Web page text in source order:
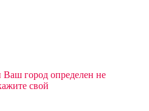
Ваш город определен не
свой